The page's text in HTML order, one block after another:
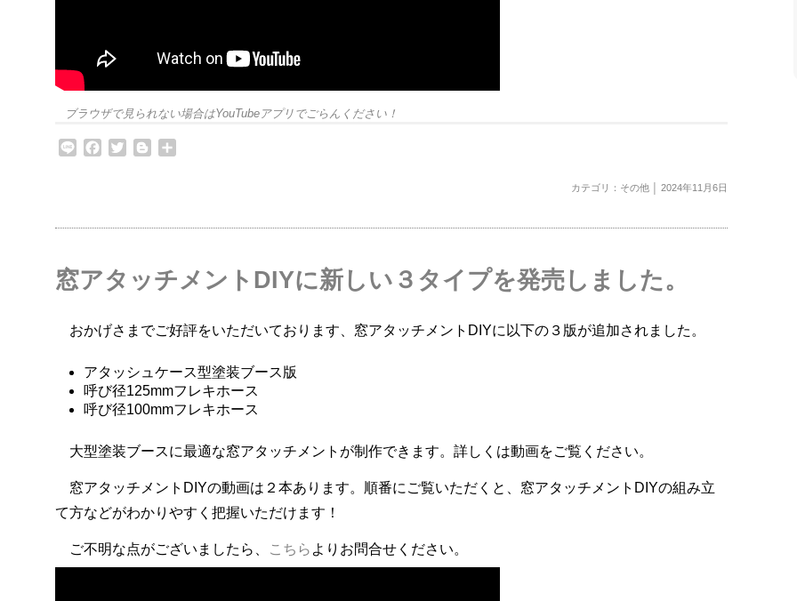
ブラウザで見られない場合はYouTubeアプリでごらんください！
Line Facebook
TwitterBlogger
カテゴリ： その他 │ 2024年11月6日
窓アタッチメントDIYに新しい３タイプを発売しました。
おかげさまでご好評をいただいております、窓アタッチメントDIYに以下の３版が追加されました。
アタッシュケース型塗装ブース版
呼び径125mmフレキホース
呼び径100mmフレキホース
大型塗装ブースに最適な窓アタッチメントが制作できます。詳しくは動画をご覧ください。
窓アタッチメントDIYの動画は２本あります。順番にご覧いただくと、窓アタッチメントDIYの組み立
て方などがわかりやすく把握いただけます！
ご不明な点がございましたら、 こちら よりお問合せください。